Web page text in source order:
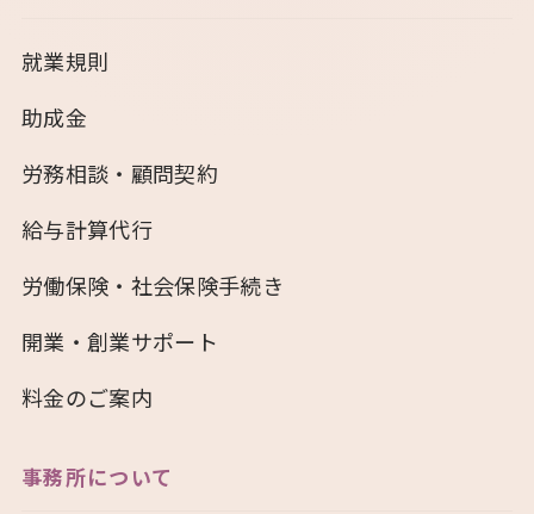
就業規則
助成金
労務相談・顧問契約
給与計算代行
労働保険・社会保険手続き
開業・創業サポート
料金のご案内
事務所について